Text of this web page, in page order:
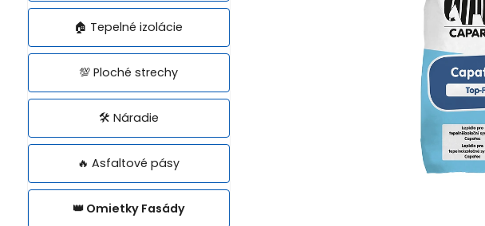
🏠 Tepelné izolácie
💯 Ploché strechy
🛠️ Náradie
🔥 Asfaltové pásy
👑 Omietky Fasády